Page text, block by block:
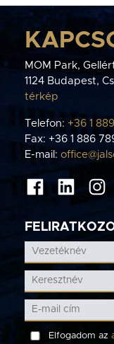
MOM Park,
1124 Budapest,
térkép
Telefon: +36 1
Fax: +36 1 886
E-mail:
Elfogadom az